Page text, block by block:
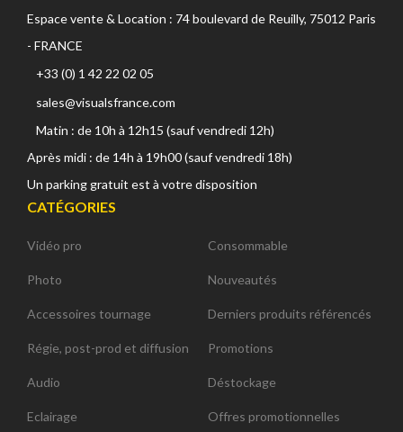
Espace vente & Location : 74 boulevard de Reuilly, 75012 Paris
- FRANCE
+33 (0) 1 42 22 02 05
sales@visualsfrance.com
Matin : de 10h à 12h15 (sauf vendredi 12h)
Après midi : de 14h à 19h00 (sauf vendredi 18h)
Un parking gratuit est à votre disposition
CATÉGORIES
Vidéo pro
Photo
Accessoires tournage
Régie, post-prod et diffusion
Audio
Eclairage
Consommable
Nouveautés
Derniers produits référencés
Promotions
Déstockage
Offres promotionnelles